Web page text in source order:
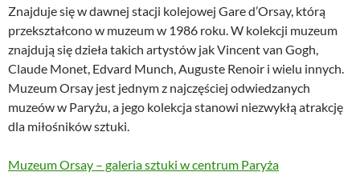
Znajduje się w dawnej stacji kolejowej Gare d’Orsay, którą
przekształcono w muzeum w 1986 roku. W kolekcji muzeum
znajdują się dzieła takich artystów jak Vincent van Gogh,
Claude Monet, Edvard Munch, Auguste Renoir i wielu innych.
Muzeum Orsay jest jednym z najczęściej odwiedzanych
muzeów w Paryżu, a jego kolekcja stanowi niezwykłą atrakcję
dla miłośników sztuki.
Muzeum Orsay – galeria sztuki w centrum Paryża